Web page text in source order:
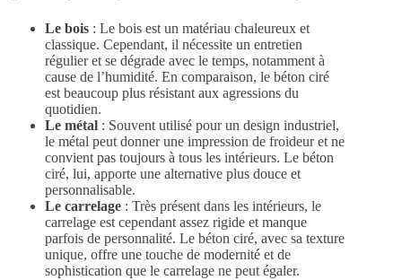
Le bois : Le bois est un matériau chaleureux et
classique. Cependant, il nécessite un entretien
régulier et se dégrade avec le temps, notamment à
cause de l’humidité. En comparaison, le béton ciré
est beaucoup plus résistant aux agressions du
quotidien.
Le métal : Souvent utilisé pour un design industriel,
le métal peut donner une impression de froideur et ne
convient pas toujours à tous les intérieurs. Le béton
ciré, lui, apporte une alternative plus douce et
personnalisable.
Le carrelage : Très présent dans les intérieurs, le
carrelage est cependant assez rigide et manque
parfois de personnalité. Le béton ciré, avec sa texture
unique, offre une touche de modernité et de
sophistication que le carrelage ne peut égaler.